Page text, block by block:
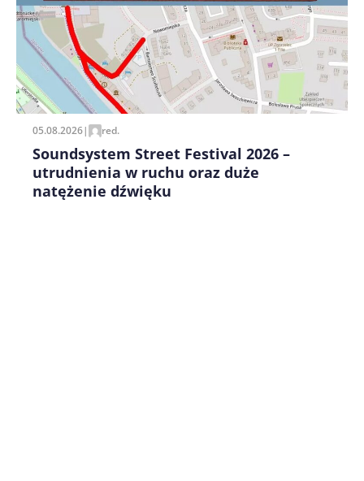
Zapamiętaj moje dane w tej przeglądarce podczas
pisania kolejnych komentarzy.
05.08.2026| red.
Soundsystem Street Festival 2026 –
utrudnienia w ruchu oraz duże
natężenie dźwięku